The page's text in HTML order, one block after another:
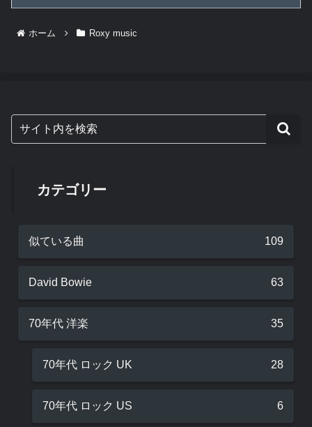
ホーム Roxy music
カテゴリー
似ている曲 109
David Bowie 63
70年代 洋楽 35
70年代 ロック UK 28
70年代 ロック US 6